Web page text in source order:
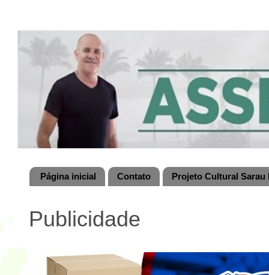
Página inicial Contato Projeto Cultural
Publicidade